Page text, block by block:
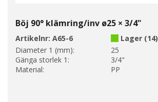
Böj 90° klämring/inv ø25 × 3/4"
Artikelnr: A65-6
Lager (14)
Diameter 1 (mm):
25
Gänga storlek 1:
3/4"
Material:
PP